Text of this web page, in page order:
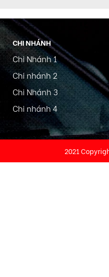
CHI NHÁNH
Chi Nhánh 1
Chi nhánh 2
Chi Nhánh 3
Chi nhánh 4
2021